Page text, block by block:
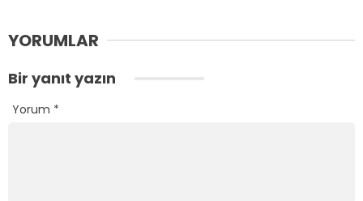
YORUMLAR
Bir yanıt yazın
Yorum *